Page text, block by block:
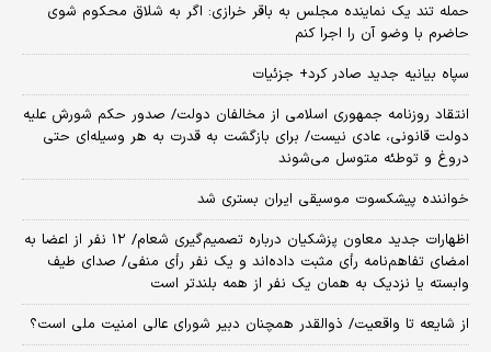
حمله تند یک نماینده مجلس به باقر خرازی: اگر به شلاق محکوم شوی
حاضرم با وضو آن را اجرا کنم
سپاه بیانیه جدید صادر کرد+ جزئیات
انتقاد روزنامه جمهوری اسلامی از مخالفان دولت/ صدور حکم شورش علیه
دولت قانونی، عادی نیست/ برای بازگشت به قدرت به هر وسیله‌ای حتی
دروغ و توطئه متوسل می‌شوند
خواننده پیشکسوت موسیقی ایران بستری شد
اظهارات جدید معاون پزشکیان درباره تصمیم‌گیری شعام/ ۱۲ نفر از اعضا به
امضای تفاهم‌نامه رأی مثبت داده‌اند و یک نفر رأی منفی/ صدای طیف
وابسته یا نزدیک به همان یک نفر از همه بلندتر است
از شایعه تا واقعیت/ ذوالقدر همچنان دبیر شورای ‌عالی امنیت ملی است؟